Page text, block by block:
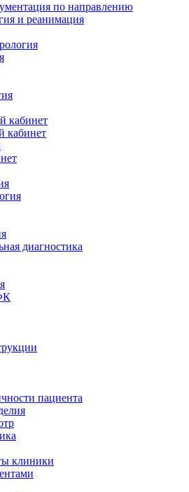
по направлению
и реанимация
кабинет
кабинет
диагностика
пациента
клиники